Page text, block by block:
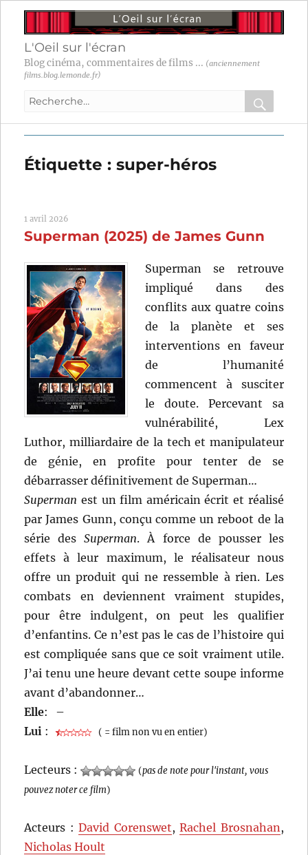
L'Oeil sur l'écran
Blog cinéma, commentaires de films ... (anciennement
films.blog.lemonde.fr)
Recherche
:
OK
Étiquette :super-héros
1 avril 2026
Superman (2025) de James Gunn
Superman se retrouve
impliqué dans des
conflits aux quatre coins
de la planète et ses
interventions en faveur
de l’humanité
commencent à susciter
le doute. Percevant sa
vulnérabilité, Lex
Luthor, milliardaire de la tech et manipulateur
de génie, en profite pour tenter de se
débarrasser définitivement de Superman…
Superman est un film américain écrit et réalisé
par James Gunn, conçu comme un reboot de la
série desSuperman. À force de pousser les
effets à leur maximum, le réalisateur nous
offre un produit qui ne ressemble à rien. Les
combats en deviennent vraiment stupides,
pour être indulgent, on peut les qualifier
d’enfantins. Ce n’est pas le cas de l’histoire qui
est compliquée sans que ce soit vraiment utile.
J’ai tenu une heure devant cette soupe informe
avant d’abandonner…
Elle:
–
Lui : ( = film non vu en entier)
Lecteurs : (pas de note pour l'instant, vous
pouvez noter ce film)
Acteurs :David Corenswet,Rachel Brosnahan,
Nicholas Hoult